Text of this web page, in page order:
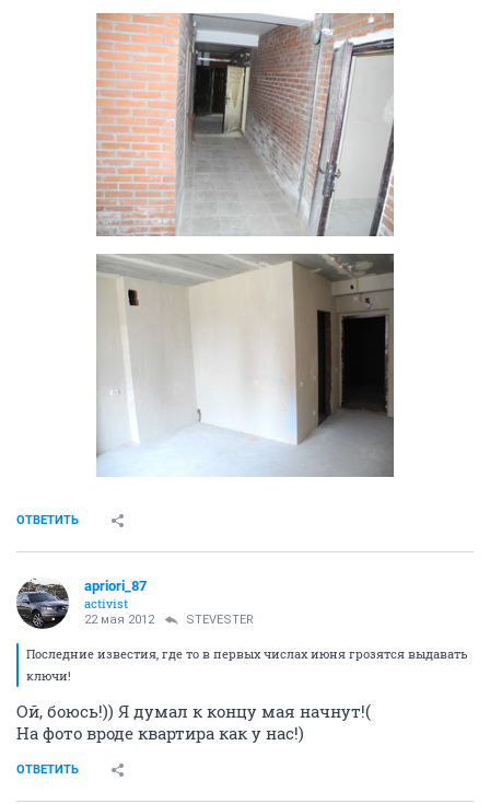
ОТВЕТИТЬ
apriori_87
activist
22 мая 2012 STEVESTER
Последние известия, где то в первых числах июня грозятся выдавать
ключи!
Ой, боюсь!)) Я думал к концу мая начнут!(
На фото вроде квартира как у нас!)
ОТВЕТИТЬ